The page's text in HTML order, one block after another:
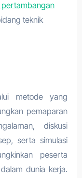
pertambangan
teknik
metode yang
pemaparan
diskusi
serta simulasi
peserta
dunia kerja.